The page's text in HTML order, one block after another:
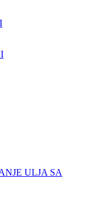
ULJA SA